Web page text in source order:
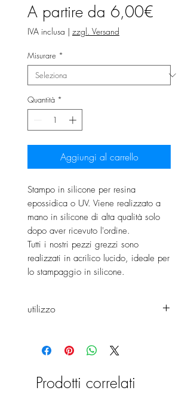
A partire da 6,00€
IVA inclusa | zzgl. Versand
Misurare *
Quantità *
Aggiungi al carrello
Stampo in silicone per resina
epossidica o UV. Viene realizzato a
mano in silicone di alta qualità solo
dopo aver ricevuto l'ordine.
Tutti i nostri pezzi grezzi sono
realizzati in acrilico lucido, ideale per
lo stampaggio in silicone.
utilizzo
come agitatore per finestre che
Prodotti correlati